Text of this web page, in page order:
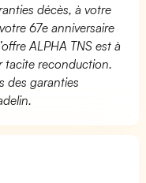
décès, à votre
67e anniversaire
ALPHA TNS est à
tacite reconduction.
des garanties